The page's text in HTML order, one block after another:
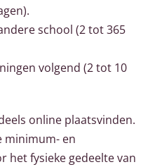
school (2 tot 365
volgend (2 tot 10
online plaatsvinden.
minimum- en
het fysieke gedeelte van